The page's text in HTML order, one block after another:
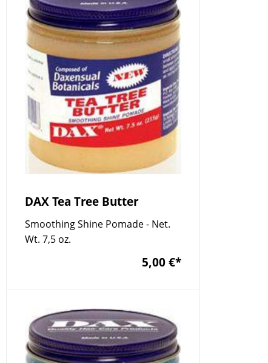
DAX Tea Tree Butter
Smoothing Shine Pomade - Net.
Wt. 7,5 oz.
5,00 €*